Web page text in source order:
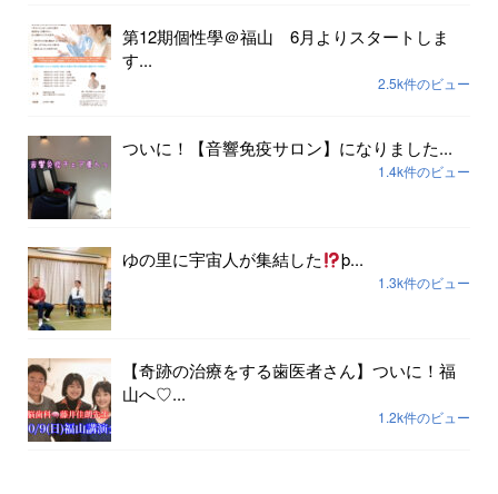
第12期個性學＠福山 6月よりスタートしま
す...
2.5k件のビュー
ついに！【音響免疫サロン】になりました...
1.4k件のビュー
ゆの里に宇宙人が集結した þ...
1.3k件のビュー
【奇跡の治療をする歯医者さん】ついに！福
山へ♡...
1.2k件のビュー